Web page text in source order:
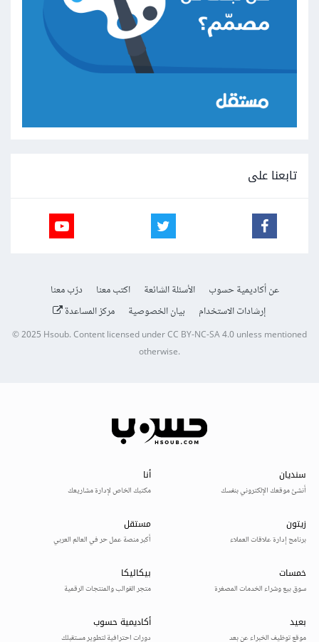
تابعنا على
عن أكاديمية حسوب الأسئلة الشائعة اكتب معنا
درّب معنا
إرشادات الاستخدام
بيان الخصوصية مركز المساعدة
© 2025Hsoub.Content licensed underCC BY-NC-SA 4.0unless mentioned
otherwise.